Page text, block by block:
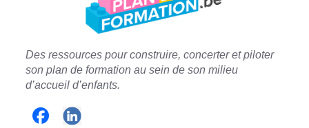
Des ressources pour construire, concerter et piloter
son plan de formation au sein de son milieu
d’accueil d’enfants.